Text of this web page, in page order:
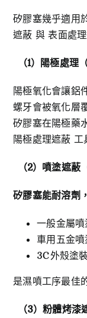
矽膠塞幾乎適用
遮蔽 與 表面處
（1）陽極處理
陽極氧化會讓鋁
螺牙會被氧化層
矽膠塞在陽極藥
陽極處理遮蔽 工
（2）噴塗遮
矽膠塞能耐溶劑
一般金屬噴
車用五金噴
3C外殼塗
是濕噴工序最佳
（3）粉體烤